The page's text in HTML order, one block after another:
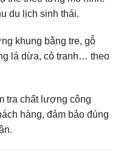
du lịch sinh thái.
khung bằng tre, gỗ
lá dừa, cỏ tranh… theo
tra chất lượng công
hàng, đảm bảo đúng